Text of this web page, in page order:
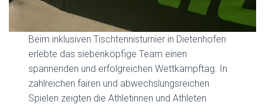
Beim inklusiven Tischtennisturnier in Dietenhofen
erlebte das siebenköpfige Team einen
spannenden und erfolgreichen Wettkampftag. In
zahlreichen fairen und abwechslungsreichen
Spielen zeigten die Athletinnen und Athleten